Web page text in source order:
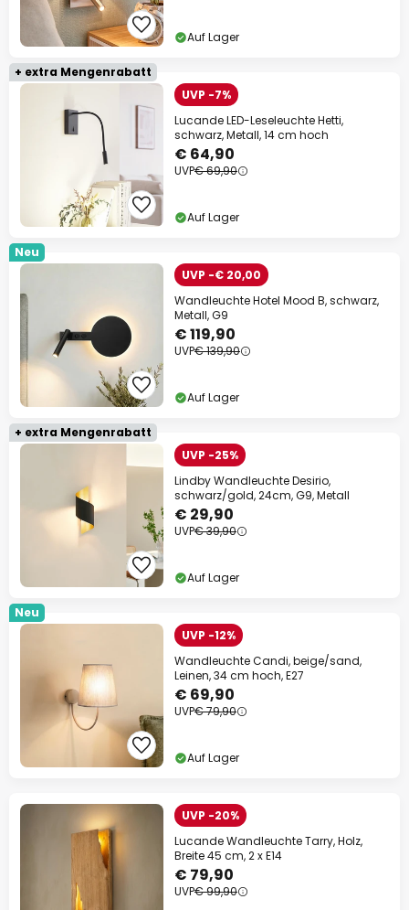
Auf Lager
+ extra Mengenrabatt
UVP -7%
Lucande LED-Leseleuchte Hetti,
schwarz, Metall, 14 cm hoch
€ 64,90
UVP€ 69,90
Auf Lager
Neu
UVP -€ 20,00
Wandleuchte Hotel Mood B, schwarz,
Metall, G9
€ 119,90
UVP€ 139,90
Auf Lager
+ extra Mengenrabatt
UVP -25%
Lindby Wandleuchte Desirio,
schwarz/gold, 24cm, G9, Metall
€ 29,90
UVP€ 39,90
Auf Lager
Neu
UVP -12%
Wandleuchte Candi, beige/sand,
Leinen, 34 cm hoch, E27
€ 69,90
UVP€ 79,90
Auf Lager
UVP -20%
Lucande Wandleuchte Tarry, Holz,
Breite 45 cm, 2 x E14
€ 79,90
UVP€ 99,90